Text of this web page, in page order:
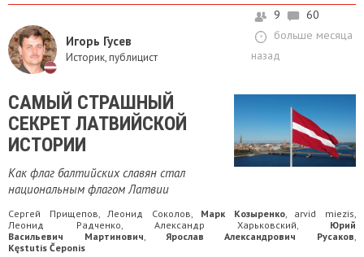
Игорь Гусев
Историк, публицист
9
60
больше месяца
назад
САМЫЙ СТРАШНЫЙ
СЕКРЕТ ЛАТВИЙСКОЙ
ИСТОРИИ
Как флаг балтийских славян стал
национальным флагом Латвии
Сергей Прищепов,Леонид Соколов, Марк Козыренко, arvid miezis,
Леонид Радченко, Александр Харьковский, Юрий
Васильевич Мартинович, Ярослав Александрович Русаков,
Kęstutis Čeponis